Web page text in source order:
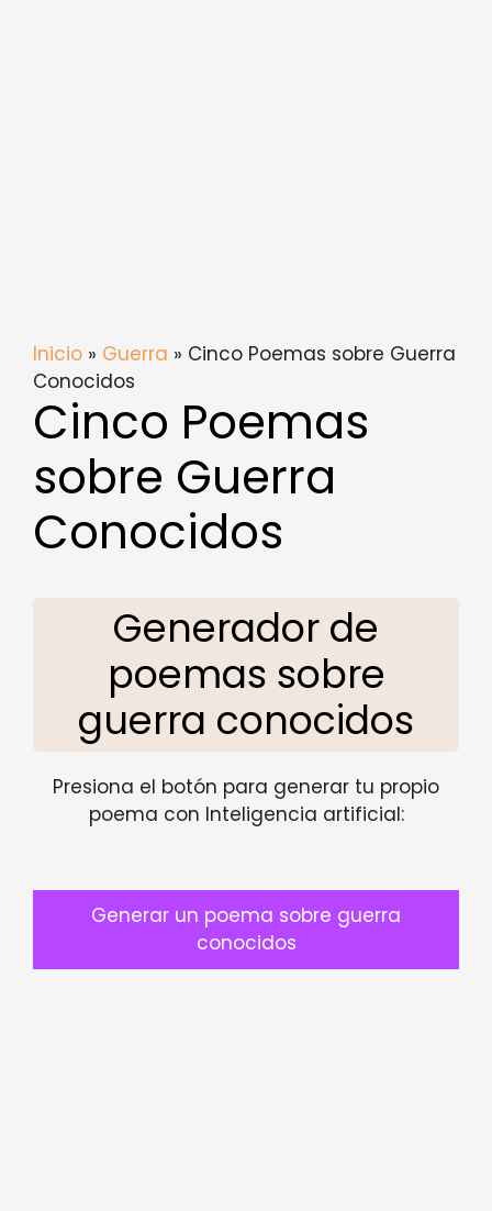
Inicio » Guerra » Cinco Poemas sobre Guerra
Conocidos
Cinco Poemas
sobre Guerra
Conocidos
Generador de
poemas sobre
guerra conocidos
Presiona el botón para generar tu propio
poema con Inteligencia artificial:
Generar un poema sobre guerra
conocidos